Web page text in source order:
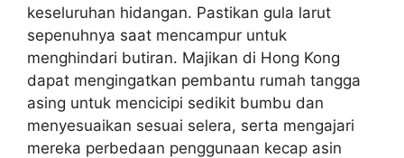
keseluruhan hidangan. Pastikan gula larut
sepenuhnya saat mencampur untuk
menghindari butiran. Majikan di Hong Kong
dapat mengingatkan pembantu rumah tangga
asing untuk mencicipi sedikit bumbu dan
menyesuaikan sesuai selera, serta mengajari
mereka perbedaan penggunaan kecap asin